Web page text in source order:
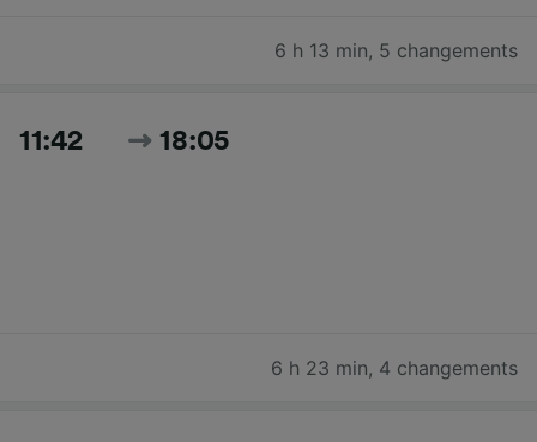
6 h 13 min, 5 changements
11:42 18:05
6 h 23 min, 4 changements